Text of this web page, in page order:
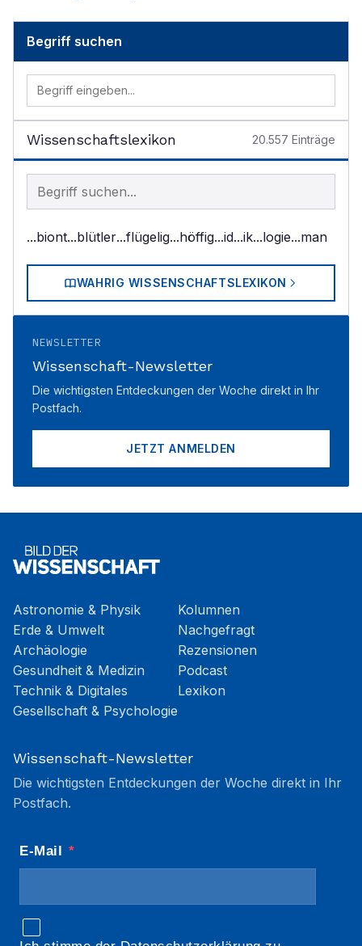
Begriff suchen
Wissenschaftslexikon 20.557 Einträge
Begriff im Lexikon suchen
...biont...blütler...flügelig...höffig...id...ik...logie...man
WAHRIG WISSENSCHAFTSLEXIKON
NEWSLETTER
Wissenschaft-Newsletter
Die wichtigsten Entdeckungen der Woche direkt in Ihr
Postfach.
JETZT ANMELDEN
Astronomie & Physik
Erde & Umwelt
Archäologie
Gesundheit & Medizin
Technik & Digitales
Gesellschaft & Psychologie
Kolumnen
Nachgefragt
Rezensionen
Podcast
Lexikon
Wissenschaft-Newsletter
Die wichtigsten Entdeckungen der Woche direkt in Ihr
Postfach.